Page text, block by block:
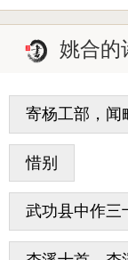
姚合的
寄杨工部，闻
惜别
武功县中作三